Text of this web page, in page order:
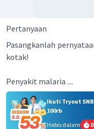
Pertanyaan
Pasangkanlah
kotak!
Penyakit malaria ....
Ikuti Tryout
100rb
Habis dalam